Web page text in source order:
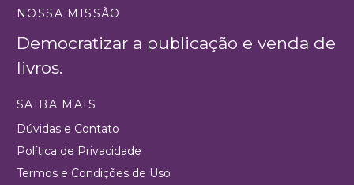
NOSSA MISSÃO
Democratizar a publicação e venda de
livros.
SAIBA MAIS
Dúvidas e Contato
Política de Privacidade
Termos e Condições de Uso